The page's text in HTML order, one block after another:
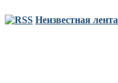
Неизвестная лента